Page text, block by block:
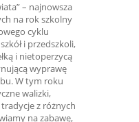
– najnowsza
na rok szkolny
cyklu
i przedszkoli,
i nietoperzycą
wyprawę
W tym roku
walizki,
z różnych
na zabawę,